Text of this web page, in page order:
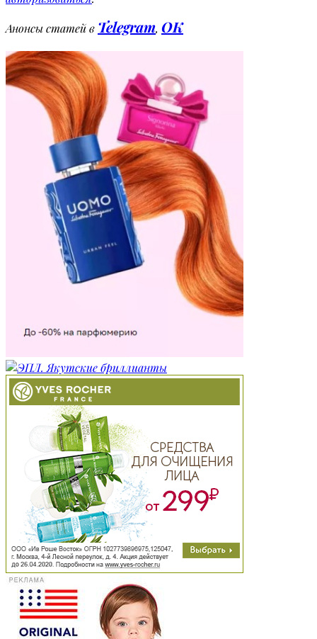
Анонсы статей в Telegram, OK